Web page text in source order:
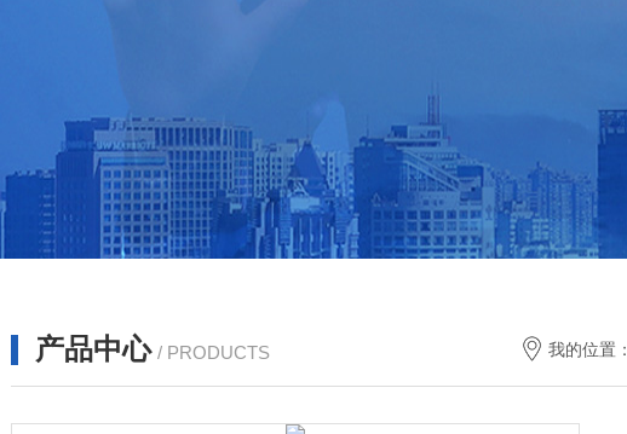
产品中心 / PRODUCTS 我的位置：